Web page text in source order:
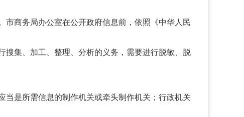
商务局办公室在公开政府信息前，依照《中华人民
集、加工、整理、分析的义务，需要进行脱敏、脱
是所需信息的制作机关或牵头制作机关；行政机关